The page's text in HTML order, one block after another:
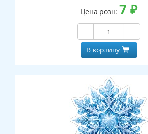
Цена розн: 7 ₽
−
+
В корзину